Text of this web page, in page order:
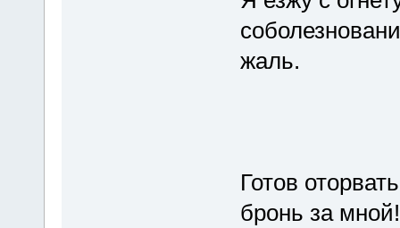
жаль.
Готов
бронь за